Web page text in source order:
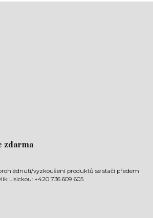
zdarma
vyzkoušení produktů se stačí předem
Lisickou: +420 736 609 605.